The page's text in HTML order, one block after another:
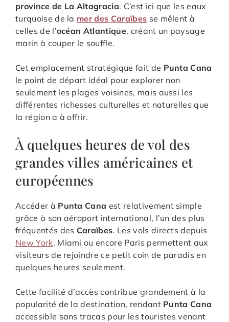
province de La Altagracia. C’est ici que les eaux
turquoise de la mer des Caraïbes se mêlent à
celles de l’océan Atlantique, créant un paysage
marin à couper le souffle.
Cet emplacement stratégique fait de Punta Cana
le point de départ idéal pour explorer non
seulement les plages voisines, mais aussi les
différentes richesses culturelles et naturelles que
la région a à offrir.
À quelques heures de vol des
grandes villes américaines et
européennes
Accéder à Punta Cana est relativement simple
grâce à son aéroport international, l’un des plus
fréquentés des Caraïbes. Les vols directs depuis
New York, Miami ou encore Paris permettent aux
visiteurs de rejoindre ce petit coin de paradis en
quelques heures seulement.
Cette facilité d’accès contribue grandement à la
popularité de la destination, rendant Punta Cana
accessible sans tracas pour les touristes venant